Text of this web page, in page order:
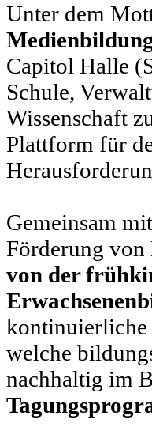
Unter dem
Capitol Halle
Schule,
Wissenschaft
Plattform für
Gemeinsam
Förderung von
von der
kontinuierliche
welche
nachhaltig im